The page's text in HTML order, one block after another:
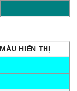
MÀU HIỂN THỊ